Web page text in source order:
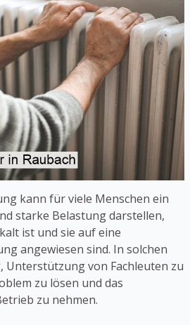
kann für viele Menschen ein
starke Belastung darstellen,
ist und sie auf eine
angewiesen sind. In solchen
Unterstützung von Fachleuten zu
zu lösen und das
zu nehmen.